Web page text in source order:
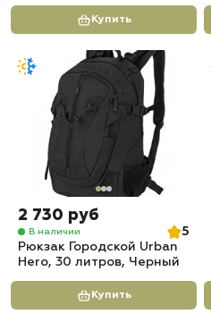
Купить
2 730 руб
В наличии
5
Рюкзак Городской Urban
Hero, 30 литров, Черный
Купить